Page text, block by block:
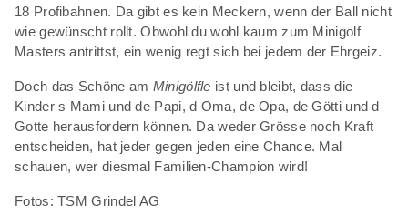
18 Profibahnen. Da gibt es kein Meckern, wenn der Ball nicht
wie gewünscht rollt. Obwohl du wohl kaum zum Minigolf
Masters antrittst, ein wenig regt sich bei jedem der Ehrgeiz.
Doch das Schöne am Minigölfle ist und bleibt, dass die
Kinder s Mami und de Papi, d Oma, de Opa, de Götti und d
Gotte herausfordern können. Da weder Grösse noch Kraft
entscheiden, hat jeder gegen jeden eine Chance. Mal
schauen, wer diesmal Familien-Champion wird!
Fotos: TSM Grindel AG